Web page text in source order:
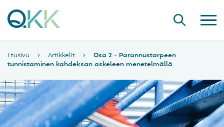
Etusivu › Artikkelit ›
Osa 2 – Parannustarpeen
tunnistaminen kahdeksan askeleen menetelmällä